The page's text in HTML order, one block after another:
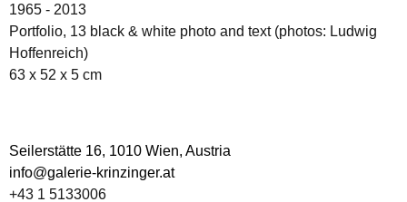
1965 - 2013
Portfolio, 13 black & white photo and text (photos: Ludwig
Hoffenreich)
63 x 52 x 5 cm
Seilerstätte 16, 1010 Wien, Austria
info@galerie-krinzinger.at
+43 1 5133006